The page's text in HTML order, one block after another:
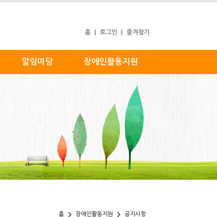
즐겨찾기
로그인
홈
알림마당 장애인활동지원
홈 keyboard_arrow_right 장애인활동지원 keyboard_arrow_right 공지사항